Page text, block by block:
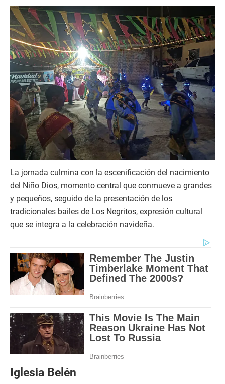
La jornada culmina con la escenificación del nacimiento
del Niño Dios, momento central que conmueve a grandes
y pequeños, seguido de la presentación de los
tradicionales bailes de Los Negritos, expresión cultural
que se integra a la celebración navideña.
Iglesia Belén